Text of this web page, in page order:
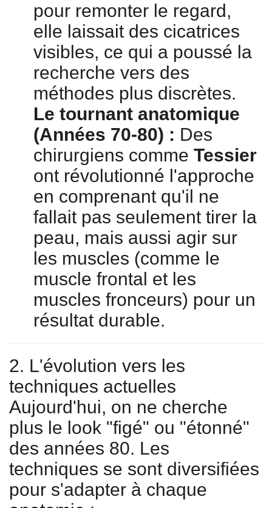
pour remonter le regard,
elle laissait des cicatrices
visibles, ce qui a poussé la
recherche vers des
méthodes plus discrètes.
Le tournant anatomique
(Années 70-80) : Des
chirurgiens comme Tessier
ont révolutionné l'approche
en comprenant qu'il ne
fallait pas seulement tirer la
peau, mais aussi agir sur
les muscles (comme le
muscle frontal et les
muscles fronceurs) pour un
résultat durable.
2. L'évolution vers les
techniques actuelles
Aujourd'hui, on ne cherche
plus le look "figé" ou "étonné"
des années 80. Les
techniques se sont diversifiées
pour s'adapter à chaque